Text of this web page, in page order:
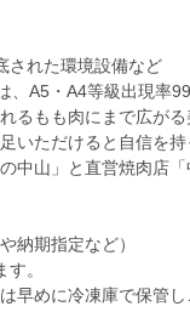
された環境設備など
、A5・A4等級出現率
るもも肉にまで広が
いただけると自信を持
中山」と直営焼肉店
納期指定など）
。
早めに冷凍庫で保管